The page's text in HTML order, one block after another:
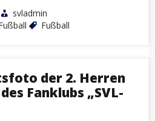
svladmin
Fußball
der 2. Herren
Fanklubs „SVL-